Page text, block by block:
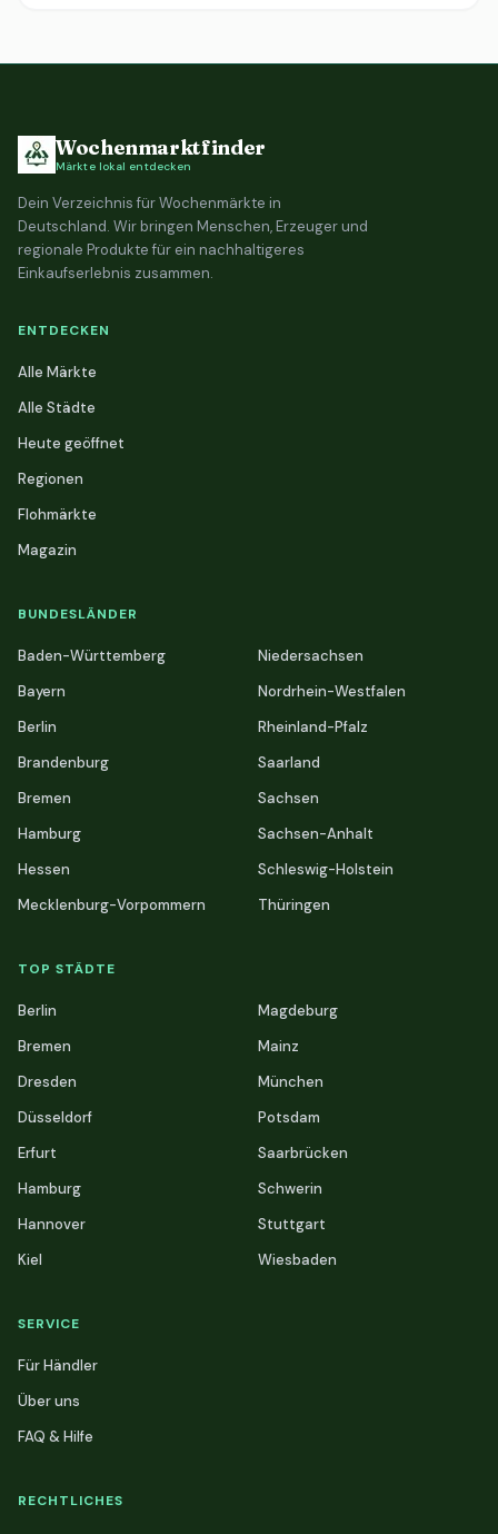
Wochenmarktfinder
Märkte lokal entdecken
Dein Verzeichnis für Wochenmärkte in
Deutschland. Wir bringen Menschen, Erzeuger und
regionale Produkte für ein nachhaltigeres
Einkaufserlebnis zusammen.
ENTDECKEN
Alle Märkte
Alle Städte
Heute geöffnet
Regionen
Flohmärkte
Magazin
BUNDESLÄNDER
Baden-Württemberg
Bayern
Berlin
Brandenburg
Bremen
Hamburg
Hessen
Mecklenburg-Vorpommern
Niedersachsen
Nordrhein-Westfalen
Rheinland-Pfalz
Saarland
Sachsen
Sachsen-Anhalt
Schleswig-Holstein
Thüringen
TOP STÄDTE
Berlin
Bremen
Dresden
Düsseldorf
Erfurt
Hamburg
Hannover
Kiel
Magdeburg
Mainz
München
Potsdam
Saarbrücken
Schwerin
Stuttgart
Wiesbaden
SERVICE
Für Händler
Über uns
FAQ & Hilfe
RECHTLICHES